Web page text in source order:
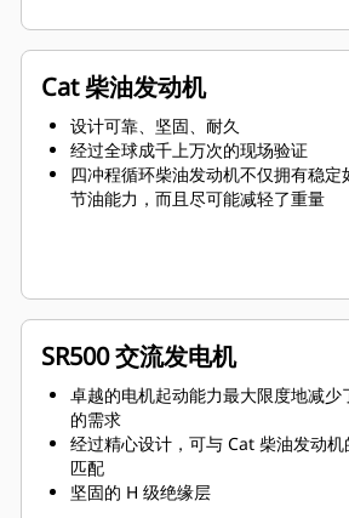
Cat 柴油发动机
设计可靠、坚固、耐久
经过全球成千上万次的现场验证
四冲程循环柴油发动机不仅拥有稳定
节油能力，而且尽可能减轻了重量
SR500 交流发电机
卓越的电机起动能力最大限度地减少
的需求
经过精心设计，可与 Cat 柴油发动
匹配
坚固的 H 级绝缘层